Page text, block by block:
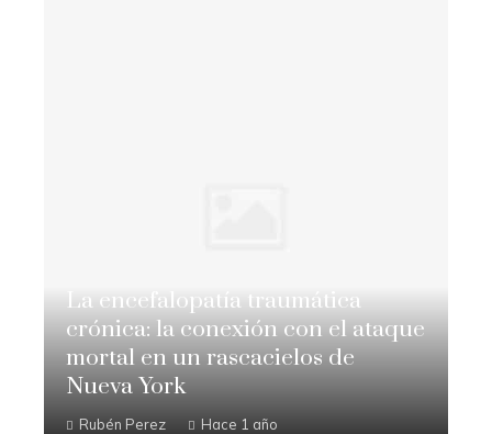
La encefalopatía traumática
crónica: la conexión con el ataque
mortal en un rascacielos de
Nueva York
Rubén Perez Hace 1 año